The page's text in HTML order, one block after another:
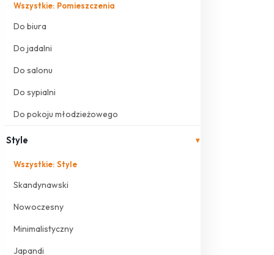
Wszystkie: Pomieszczenia
Do biura
Do jadalni
Do salonu
Do sypialni
Do pokoju młodzieżowego
Style ▾
Wszystkie: Style
Skandynawski
Nowoczesny
Minimalistyczny
Japandi